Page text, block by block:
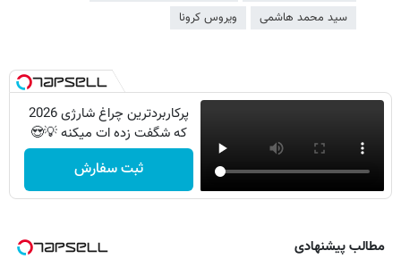
سید محمد هاشمی
ویروس کرونا
پرکاربردترین چراغ شارژی 2026
که شگفت زده ات میکنه 💡😍
ثبت سفارش
مطالب پیشنهادی